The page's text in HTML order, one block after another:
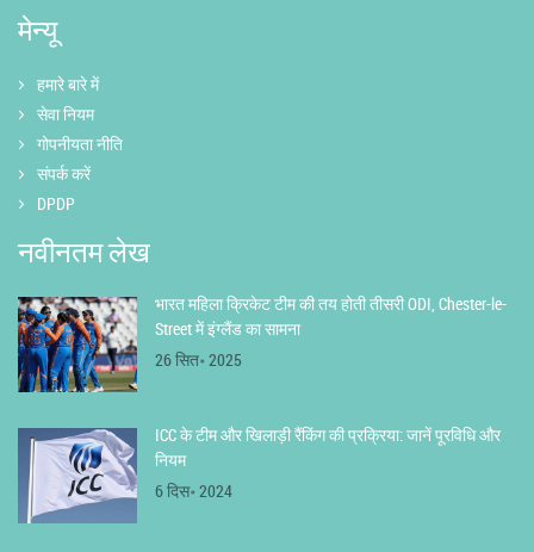
मेन्यू
हमारे बारे में
सेवा नियम
गोपनीयता नीति
संपर्क करें
DPDP
नवीनतम लेख
भारत महिला क्रिकेट टीम की तय होती तीसरी ODI, Chester-le-
Street में इंग्लैंड का सामना
26 सित॰ 2025
ICC के टीम और खिलाड़ी रैंकिंग की प्रक्रिया: जानें पूरविधि और
नियम
6 दिस॰ 2024